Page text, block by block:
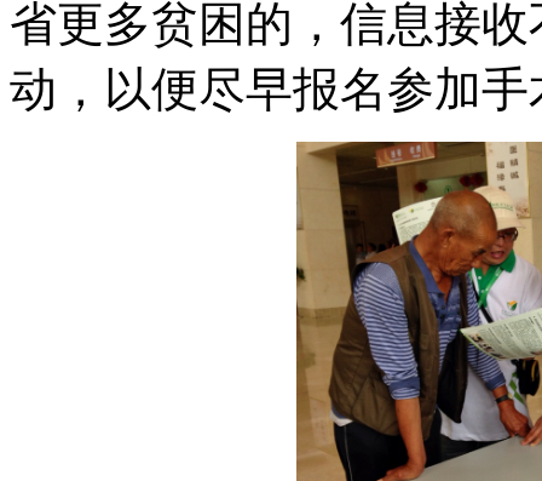
省更多贫困的，信息接
动，以便尽早报名参加手